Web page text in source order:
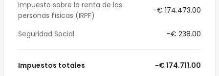
Impuesto sobre la renta de las
personas físicas (IRPF)
-€ 174.473.00
Seguridad Social -€ 238.00
Impuestos totales -€ 174.711.00